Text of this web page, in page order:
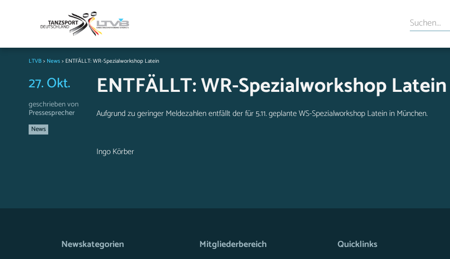
LTVB> News> ENTFÄLLT: WR-Spezialworkshop Latein
27. Okt.
geschrieben von
Pressesprecher
News
ENTFÄLLT: WR-Spezialworkshop Latein
Aufgrund zu geringer Meldezahlen entfällt der für 5.11. geplante WS-Spezialworkshop Latein in München.
Ingo Körber
Newskategorien Mitgliederbereich Quicklinks